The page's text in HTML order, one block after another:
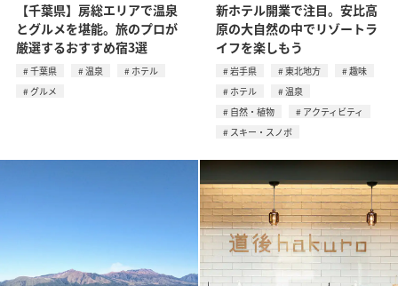
【千葉県】房総エリアで温泉
とグルメを堪能。旅のプロが
厳選するおすすめ宿3選
千葉県 温泉
ホテル
グルメ
新ホテル開業で注目。安比高
原の大自然の中でリゾートラ
イフを楽しもう
岩手県 東北地方
趣味
ホテル
温泉
自然・植物
アクティビティ
スキー・スノボ